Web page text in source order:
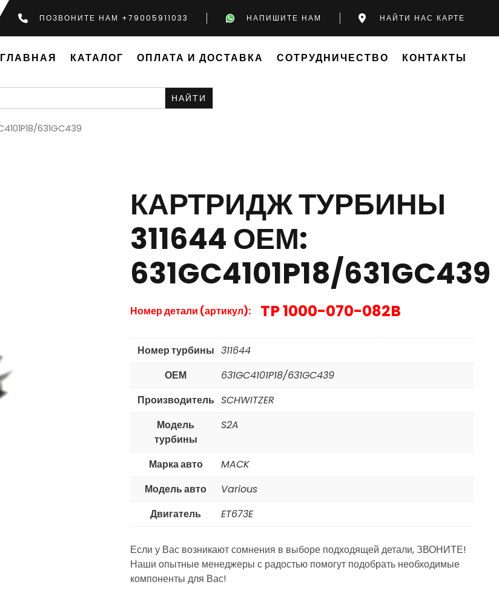
ПОЗВОНИТЕ НАМ +79005911033 НАПИШИТЕ НАМ НАЙТИ НАС КАРТЕ
ГЛАВНАЯ КАТАЛОГ ОПЛАТА И ДОСТАВКА СОТРУДНИЧЕСТВО КОНТАКТЫ
631GC439
КАРТРИДЖ ТУРБИНЫ
311644 ОЕМ:
631GC4101P18/631GC439
Номер детали (артикул): TP 1000-070-082B
Номер турбины 311644
ОЕМ
631GC4101P18/631GC439
Производитель SCHWITZER
Модель
турбины
S2A
Марка авто
MACK
Модель авто
Various
Двигатель
ET673E
Если у Вас возникают сомнения в выборе подходящей детали, ЗВОНИТЕ!
Наши опытные менеджеры с радостью помогут подобрать необходимые
компоненты для Вас!